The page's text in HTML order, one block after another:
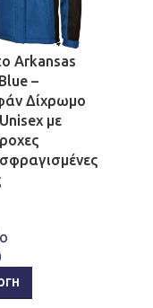
Arkansas
–
Δίχρωμο
με